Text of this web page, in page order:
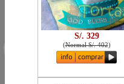
S/. 329
(Normal S/. 402)